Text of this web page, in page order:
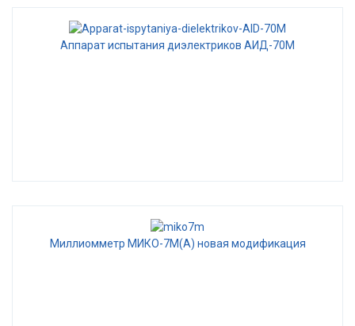
Аппарат испытания диэлектриков АИД-70М
Миллиомметр МИКО-7М(А) новая модификация